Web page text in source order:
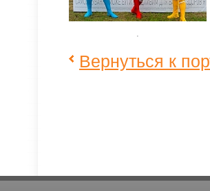
.
Вернуться к